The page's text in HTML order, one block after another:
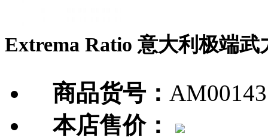
Extrema Ratio 意大利极端
商品货号：
本店售价：